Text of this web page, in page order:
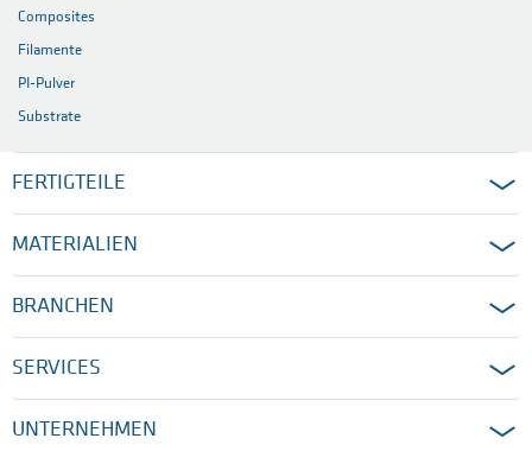
Composites
Filamente
PI-Pulver
Substrate
FERTIGTEILE
MATERIALIEN
BRANCHEN
SERVICES
UNTERNEHMEN